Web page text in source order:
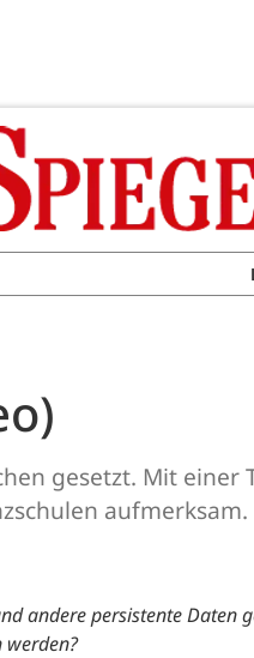
gesetzt. Mit einer
aufmerksam.
andere persistente Daten
werden?